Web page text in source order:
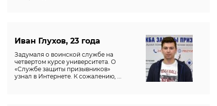
Иван Глухов, 23 года
Задумаля о воинской службе на
четвертом курсе университета. О
«Службе защиты призывников»
узнал в Интернете. К сожалению, ...